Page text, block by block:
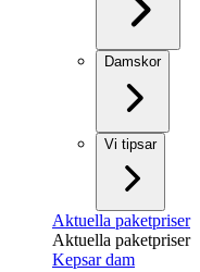
Damskor
Vi tipsar
Aktuella paketpriser
Aktuella paketpriser
Kepsar dam